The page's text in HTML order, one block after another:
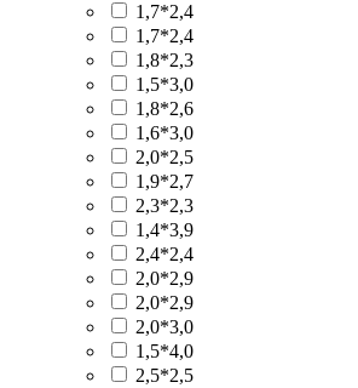
1,7*2,4
1,7*2,4
1,8*2,3
1,5*3,0
1,8*2,6
1,6*3,0
2,0*2,5
1,9*2,7
2,3*2,3
1,4*3,9
2,4*2,4
2,0*2,9
2,0*2,9
2,0*3,0
1,5*4,0
2,5*2,5